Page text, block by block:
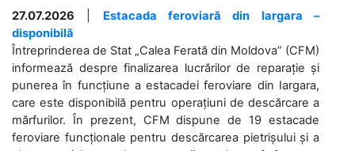
27.07.2026
Estacada feroviară din Iargara –
disponibilă
Întreprinderea de Stat „Calea Ferată din Moldova” (CFM)
informează despre finalizarea lucrărilor de reparație și
punerea în funcțiune a estacadei feroviare din Iargara,
care este disponibilă pentru operațiuni de descărcare a
mărfurilor. În prezent, CFM dispune de 19 estacade
feroviare funcționale pentru descărcarea pietrișului și a